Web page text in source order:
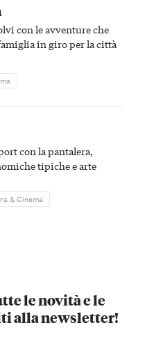
con le avventure che
in giro per la città
con la pantalera,
tipiche e arte
& Cinema
le novità e le
alla newsletter!